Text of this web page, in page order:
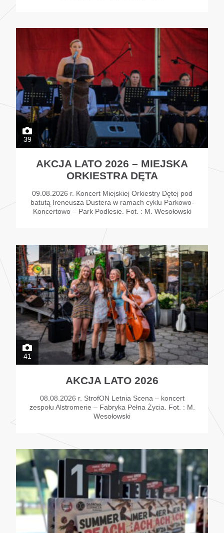
39
AKCJA LATO 2026 – MIEJSKA
ORKIESTRA DĘTA
09.08.2026 r. Koncert Miejskiej Orkiestry Dętej pod
batutą Ireneusza Dustera w ramach cyklu Parkowo-
Koncertowo – Park Podlesie. Fot. : M. Wesołowski
41
AKCJA LATO 2026
08.08.2026 r. StrofON Letnia Scena – koncert
zespołu Alstromerie – Fabryka Pełna Życia. Fot. : M.
Wesołowski